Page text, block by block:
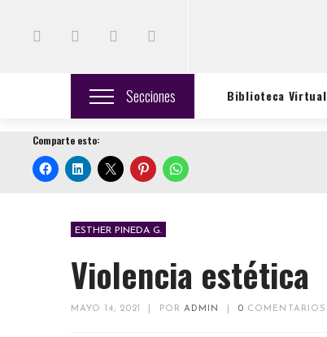
Secciones Biblioteca Virtual
Comparte esto:
ESTHER PINEDA G.
Violencia estética
MAYO 14, 2021 PORADMIN 0 COMENTARIOS